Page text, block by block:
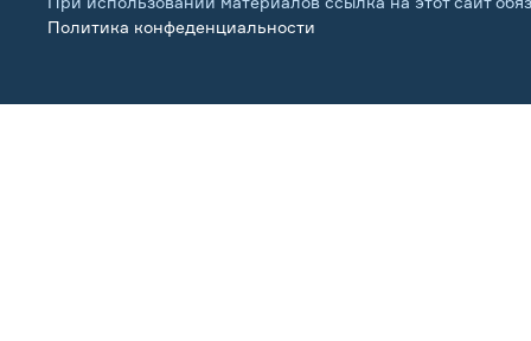
Политика конфеденциальности